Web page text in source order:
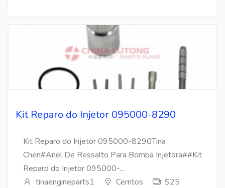
Kit Reparo do Injetor 095000-8290
Kit Reparo do Injetor 095000-8290Tina
Chen#Anel De Ressalto Para Bomba Injetora##Kit
Reparo do Injetor 095000-...
tinaengineparts1
Cerritos
$25